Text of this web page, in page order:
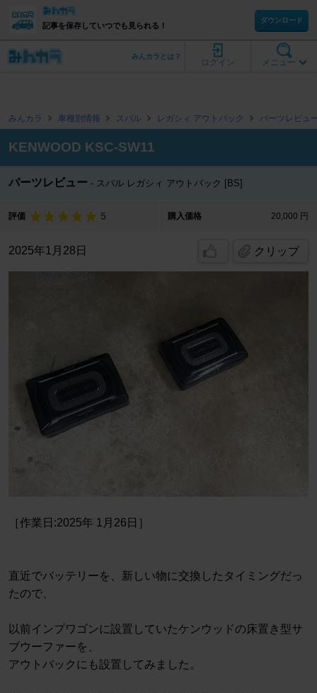
記事を保存していつでも見られる！
ダウンロード
メニュー
ログイン
みんカラとは？
みんカラ 車種別情報 スバル レガシィ アウトバック パーツレビュ
KENWOOD KSC-SW11
パーツレビュー スバル レガシィ アウトバック [BS]
評価 5 購入価格 20,000 円
2025年1月28日 クリップ
［作業日:2025年 1月26日］
直近でバッテリーを、新しい物に交換したタイミングだっ
たので、
以前インプワゴンに設置していたケンウッドの床置き型サ
ブウーファーを、
アウトバックにも設置してみました。